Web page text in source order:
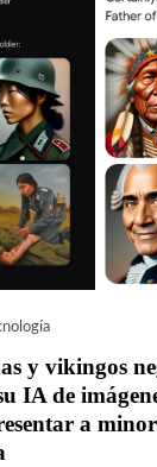
y vikingos
IA de
a